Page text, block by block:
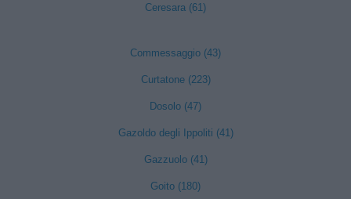
Ceresara (61)
Commessaggio (43)
Curtatone (223)
Dosolo (47)
Gazoldo degli Ippoliti (41)
Gazzuolo (41)
Goito (180)